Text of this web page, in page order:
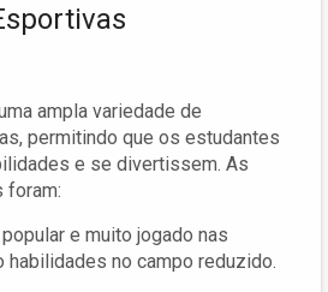
ampla variedade de
permitindo que os estudantes
e se divertissem. As
foram:
e muito jogado nas
habilidades no campo reduzido.